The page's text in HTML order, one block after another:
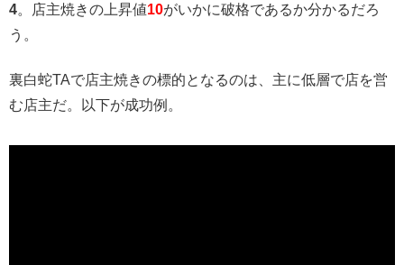
4。店主焼きの上昇値10がいかに破格であるか分かるだろ
う。
裏白蛇TAで店主焼きの標的となるのは、主に低層で店を営
む店主だ。以下が成功例。